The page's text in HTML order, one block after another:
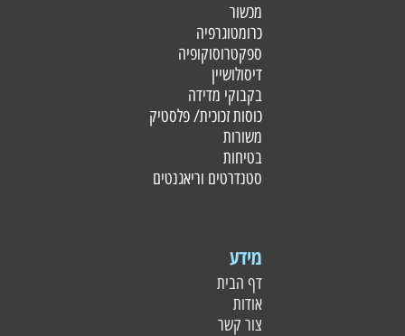
מכשור
כרומטוגרפיה
ספקטרוסוקופיה
דיסולושיין
בקבוקי מדידה
כוסות זכוכית/ פלסטיק
משורות
בטיחות
סטנדרטים וריאגנטים
מידע
דף הבית
אודות
צור קשר